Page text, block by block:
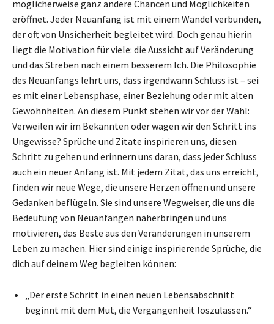
möglicherweise ganz andere Chancen und Möglichkeiten
eröffnet. Jeder Neuanfang ist mit einem Wandel verbunden,
der oft von Unsicherheit begleitet wird. Doch genau hierin
liegt die Motivation für viele: die Aussicht auf Veränderung
und das Streben nach einem besserem Ich. Die Philosophie
des Neuanfangs lehrt uns, dass irgendwann Schluss ist – sei
es mit einer Lebensphase, einer Beziehung oder mit alten
Gewohnheiten. An diesem Punkt stehen wir vor der Wahl:
Verweilen wir im Bekannten oder wagen wir den Schritt ins
Ungewisse? Sprüche und Zitate inspirieren uns, diesen
Schritt zu gehen und erinnern uns daran, dass jeder Schluss
auch ein neuer Anfang ist. Mit jedem Zitat, das uns erreicht,
finden wir neue Wege, die unsere Herzen öffnen und unsere
Gedanken beflügeln. Sie sind unsere Wegweiser, die uns die
Bedeutung von Neuanfängen näherbringen und uns
motivieren, das Beste aus den Veränderungen in unserem
Leben zu machen. Hier sind einige inspirierende Sprüche, die
dich auf deinem Weg begleiten können:
„Der erste Schritt in einen neuen Lebensabschnitt
beginnt mit dem Mut, die Vergangenheit loszulassen.“